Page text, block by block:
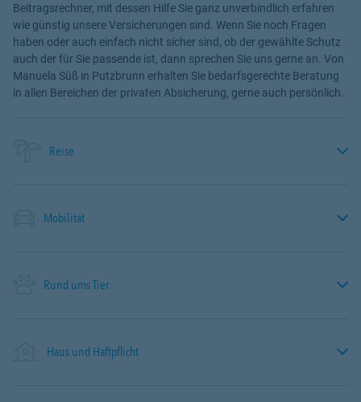
Beitragsrechner, mit dessen Hilfe Sie ganz unverbindlich erfahren
wie günstig unsere Versicherungen sind. Wenn Sie noch Fragen
haben oder auch einfach nicht sicher sind, ob der gewählte Schutz
auch der für Sie passende ist, dann sprechen Sie uns gerne an. Von
Manuela Süß in Putzbrunn erhalten Sie bedarfsgerechte Beratung
in allen Bereichen der privaten Absicherung, gerne auch persönlich.
Reise
Mobilität
Rund ums Tier
Haus und Haftpflicht